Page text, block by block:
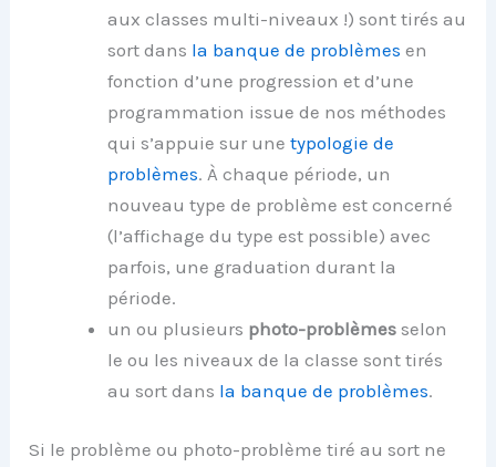
aux classes multi-niveaux !) sont tirés au
sort dans la banque de problèmes en
fonction d’une progression et d’une
programmation issue de nos méthodes
qui s’appuie sur unetypologie de
problèmes. À chaque période, un
nouveau type de problème est concerné
(l’affichage du type est possible) avec
parfois, une graduation durant la
période.
un ou plusieurs photo-problèmes selon
le ou les niveaux de la classe sont tirés
au sort dans la banque de problèmes.
Si le problème ou photo-problème tiré au sort ne